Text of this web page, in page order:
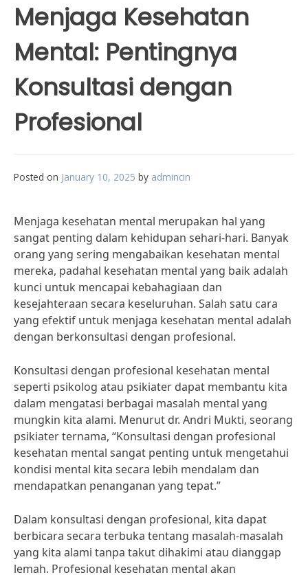
Menjaga Kesehatan
Mental: Pentingnya
Konsultasi dengan
Profesional
Posted on January 10, 2025 by admincin
Menjaga kesehatan mental merupakan hal yang
sangat penting dalam kehidupan sehari-hari. Banyak
orang yang sering mengabaikan kesehatan mental
mereka, padahal kesehatan mental yang baik adalah
kunci untuk mencapai kebahagiaan dan
kesejahteraan secara keseluruhan. Salah satu cara
yang efektif untuk menjaga kesehatan mental adalah
dengan berkonsultasi dengan profesional.
Konsultasi dengan profesional kesehatan mental
seperti psikolog atau psikiater dapat membantu kita
dalam mengatasi berbagai masalah mental yang
mungkin kita alami. Menurut dr. Andri Mukti, seorang
psikiater ternama, “Konsultasi dengan profesional
kesehatan mental sangat penting untuk mengetahui
kondisi mental kita secara lebih mendalam dan
mendapatkan penanganan yang tepat.”
Dalam konsultasi dengan profesional, kita dapat
berbicara secara terbuka tentang masalah-masalah
yang kita alami tanpa takut dihakimi atau dianggap
lemah. Profesional kesehatan mental akan